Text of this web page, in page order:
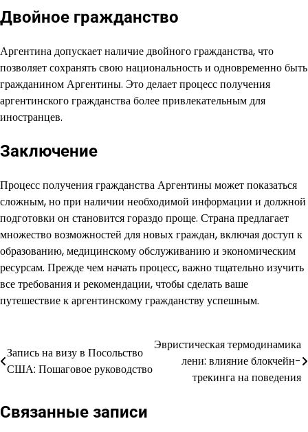
Двойное гражданство
Аргентина допускает наличие двойного гражданства, что
позволяет сохранять свою национальность и одновременно быть
гражданином Аргентины. Это делает процесс получения
аргентинского гражданства более привлекательным для
иностранцев.
Заключение
Процесс получения гражданства Аргентины может показаться
сложным, но при наличии необходимой информации и должной
подготовки он становится гораздо проще. Страна предлагает
множество возможностей для новых граждан, включая доступ к
образованию, медицинскому обслуживанию и экономическим
ресурсам. Прежде чем начать процесс, важно тщательно изучить
все требования и рекомендации, чтобы сделать ваше
путешествие к аргентинскому гражданству успешным.
Навигация
по
Запись на визу в Посольство
США: Пошаговое руководство
Эвристическая термодинамика
лени: влияние блокчейн-
трекинга на поведения
Связанные записи